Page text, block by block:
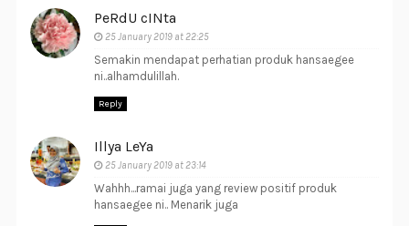
PeRdU cINta
25 January 2019 at 22:25
Semakin mendapat perhatian produk hansaegee
ni..alhamdulillah.
Reply
Illya LeYa
25 January 2019 at 23:14
Wahhh...ramai juga yang review positif produk
hansaegee ni.. Menarik juga